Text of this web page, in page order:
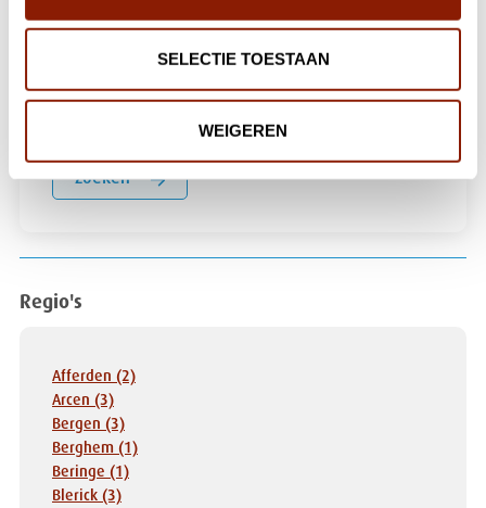
SELECTIE TOESTAAN
WEIGEREN
Voor wie?
Zoeken
Regio's
Afferden (2)
Arcen (3)
Bergen (3)
Berghem (1)
Beringe (1)
Blerick (3)